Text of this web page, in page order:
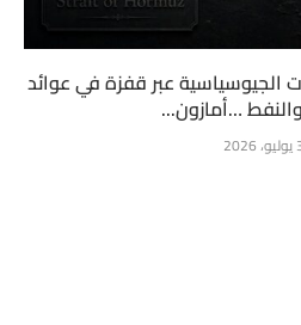
الجيوسياسية عبر قفزة في عوائد
…أمازون...